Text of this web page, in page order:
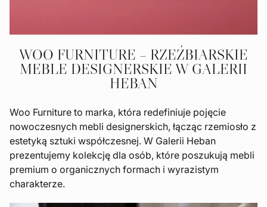
WOO FURNITURE – RZEŹBIARSKIE
MEBLE DESIGNERSKIE W GALERII
HEBAN
Woo Furniture to marka, która redefiniuje pojęcie
nowoczesnych mebli designerskich, łącząc rzemiosło z
estetyką sztuki współczesnej. W Galerii Heban
prezentujemy kolekcję dla osób, które poszukują mebli
premium o organicznych formach i wyrazistym
charakterze.